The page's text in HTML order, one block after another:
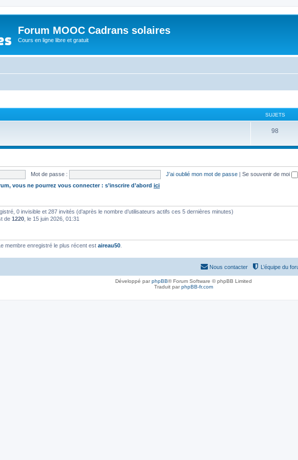
Forum MOOC Cadrans solaires
Cours en ligne libre et gratuit
SUJETS
98
Mot de passe : J’ai oublié mon mot de passe | Se souvenir de moi
vous ne pourrez vous connecter : s’inscrire d’abord ici
0 invisible et 287 invités (d’après le nombre d’utilisateurs actifs ces 5 dernières minutes)
de 1220 , le 15 juin 2026, 01:31
membre enregistré le plus récent est aireau50
L’équipe du
Nous contacter
Développé parphpBB® Forum Software © phpBB Limited
Traduit parphpBB-fr.com